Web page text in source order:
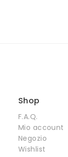
Shop
F.A.Q.
Mio account
Negozio
Wishlist